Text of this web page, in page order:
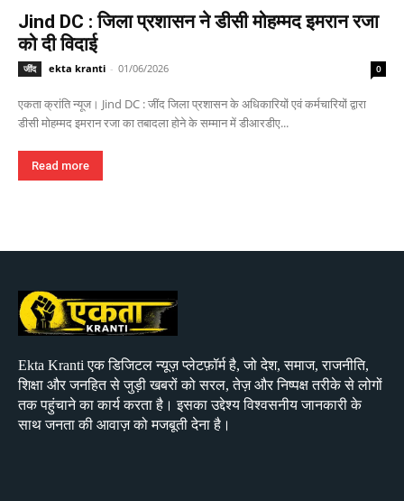
Jind DC : जिला प्रशासन ने डीसी मोहम्मद इमरान रजा
को दी विदाई
जींद ekta kranti - 01/06/2026 0
एकता क्रांति न्यूज। Jind DC : जींद जिला प्रशासन के अधिकारियों एवं कर्मचारियों द्वारा
डीसी मोहम्मद इमरान रजा का तबादला होने के सम्मान में डीआरडीए...
Read more
Ekta Kranti एक डिजिटल न्यूज़ प्लेटफ़ॉर्म है, जो देश, समाज, राजनीति,
शिक्षा और जनहित से जुड़ी खबरों को सरल, तेज़ और निष्पक्ष तरीके से लोगों
तक पहुंचाने का कार्य करता है। इसका उद्देश्य विश्वसनीय जानकारी के
साथ जनता की आवाज़ को मजबूती देना है।